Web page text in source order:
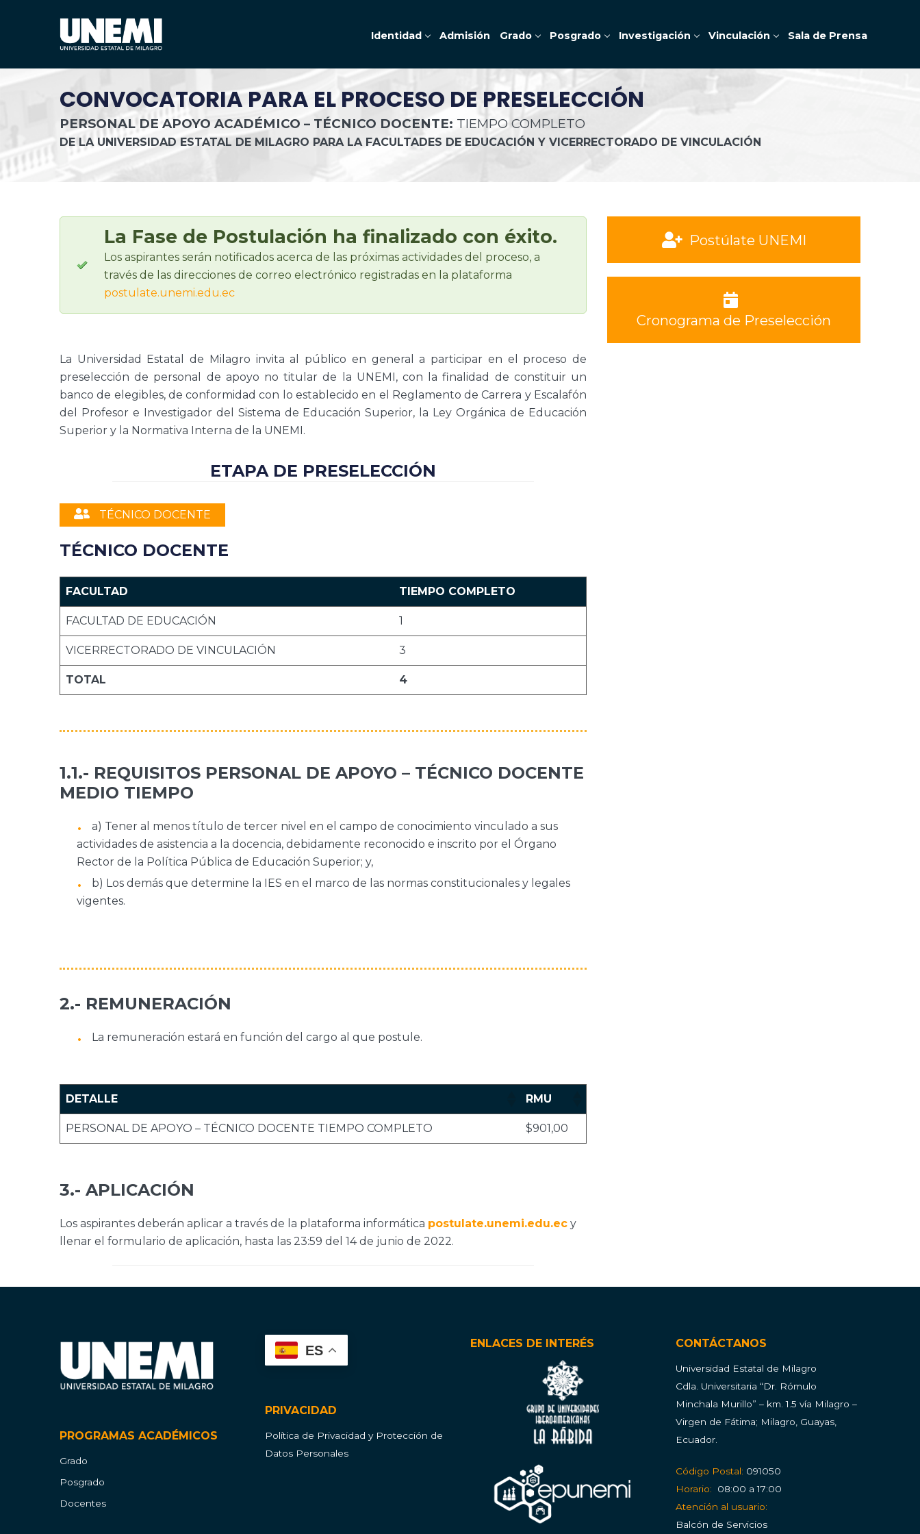
Identidad Admisión Grado Posgrado Investigación Vinculación Sala de Prensa
CONVOCATORIA PARA EL PROCESO DE PRESELECCIÓN
PERSONAL DE APOYO ACADÉMICO – TÉCNICO DOCENTE: TIEMPO COMPLETO
DE LA UNIVERSIDAD ESTATAL DE MILAGRO PARA LA FACULTADES DE EDUCACIÓN Y VICERRECTORADO DE VINCULACIÓN
La Fase de Postulación ha finalizado con éxito.
Los aspirantes serán notificados acerca de las próximas actividades del proceso, a
través de las direcciones de correo electrónico registradas en la plataforma
postulate.unemi.edu.ec
La Universidad Estatal de Milagro invita al público en general a participar en el proceso de
preselección de personal de apoyo no titular de la UNEMI, con la finalidad de constituir un
banco de elegibles, de conformidad con lo establecido en el Reglamento de Carrera y Escalafón
del Profesor e Investigador del Sistema de Educación Superior, la Ley Orgánica de Educación
Superior y la Normativa Interna de la UNEMI.
ETAPA DE PRESELECCIÓN
TÉCNICO DOCENTE
TÉCNICO DOCENTE
FACULTAD TIEMPO COMPLETO
FACULTAD DE EDUCACIÓN 1
VICERRECTORADO DE VINCULACIÓN 3
TOTAL 4
1.1.- REQUISITOS PERSONAL DE APOYO – TÉCNICO DOCENTE
MEDIO TIEMPO
a) Tener al menos título de tercer nivel en el campo de conocimiento vinculado a sus
actividades de asistencia a la docencia, debidamente reconocido e inscrito por el Órgano
Rector de la Política Pública de Educación Superior; y,
b) Los demás que determine la IES en el marco de las normas constitucionales y legales
vigentes.
2.- REMUNERACIÓN
La remuneración estará en función del cargo al que postule.
DETALLE RMU
PERSONAL DE APOYO – TÉCNICO DOCENTE TIEMPO COMPLETO $901,00
3.- APLICACIÓN
Los aspirantes deberán aplicar a través de la plataforma informática postulate.unemi.edu.ec y
llenar el formulario de aplicación, hasta las 23:59 del 14 de junio de 2022.
Postúlate UNEMI
Cronograma de Preselección
PROGRAMAS ACADÉMICOS
Grado
Posgrado
Docentes
ES
PRIVACIDAD
Política de Privacidad y Protección de
Datos Personales
ENLACES DE INTERÉS CONTÁCTANOS
Universidad Estatal de Milagro
Cdla. Universitaria “Dr. Rómulo
Minchala Murillo” – km. 1.5 vía Milagro –
Virgen de Fátima; Milagro, Guayas,
Ecuador.
Código Postal: 091050
Horario:
08:00 a 17:00
Atención al usuario:
Balcón de Servicios